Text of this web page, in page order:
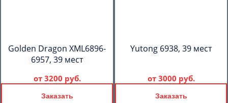
Golden Dragon XML6896-
6957, 39 мест
от 3200 руб.
Заказать
Yutong 6938, 39 мест
от 3000 руб.
Заказать